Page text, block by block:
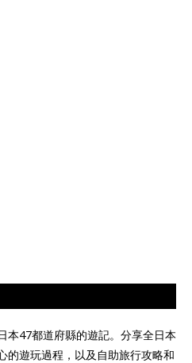
本47都道府縣的遊記。分享全日本
的遊玩過程，以及自助旅行攻略和